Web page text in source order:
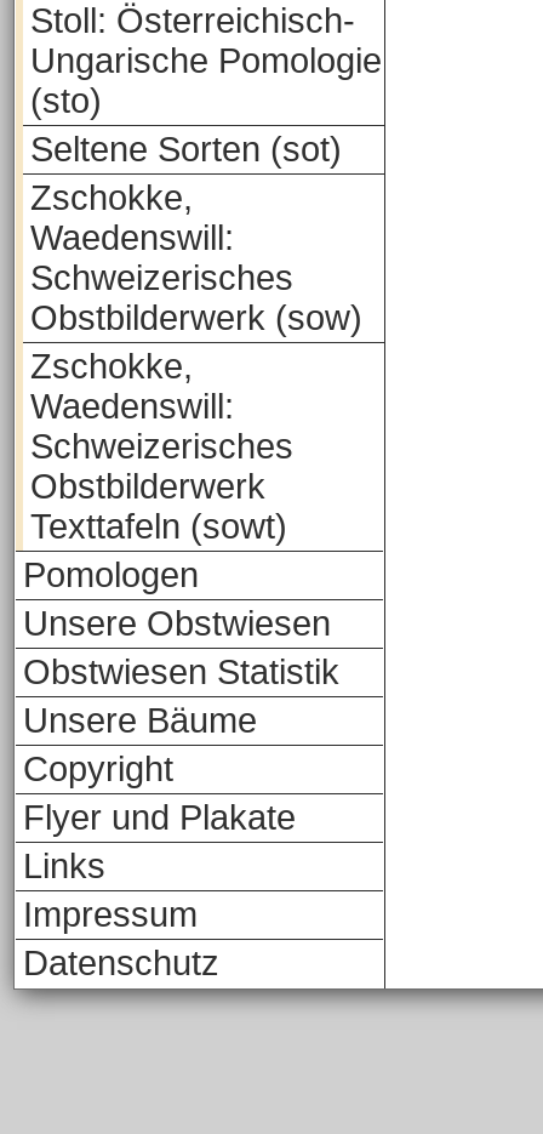
Stoll: Österreichisch-
Ungarische Pomologie
(sto)
Seltene Sorten (sot)
Zschokke,
Waedenswill:
Schweizerisches
Obstbilderwerk (sow)
Zschokke,
Waedenswill:
Schweizerisches
Obstbilderwerk
Texttafeln (sowt)
Pomologen
Unsere Obstwiesen
Obstwiesen Statistik
Unsere Bäume
Copyright
Flyer und Plakate
Links
Impressum
Datenschutz